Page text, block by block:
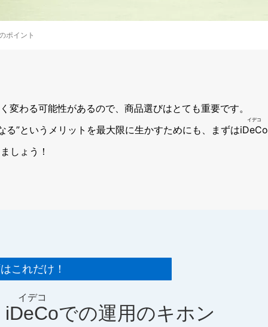
ポイント
わる可能性があるので、商品選びはとても重要です。
”というメリットを最大限に生かすためにも、まずはiDeCo
しょう！
これだけ！
iDeCoでの運用のキホン